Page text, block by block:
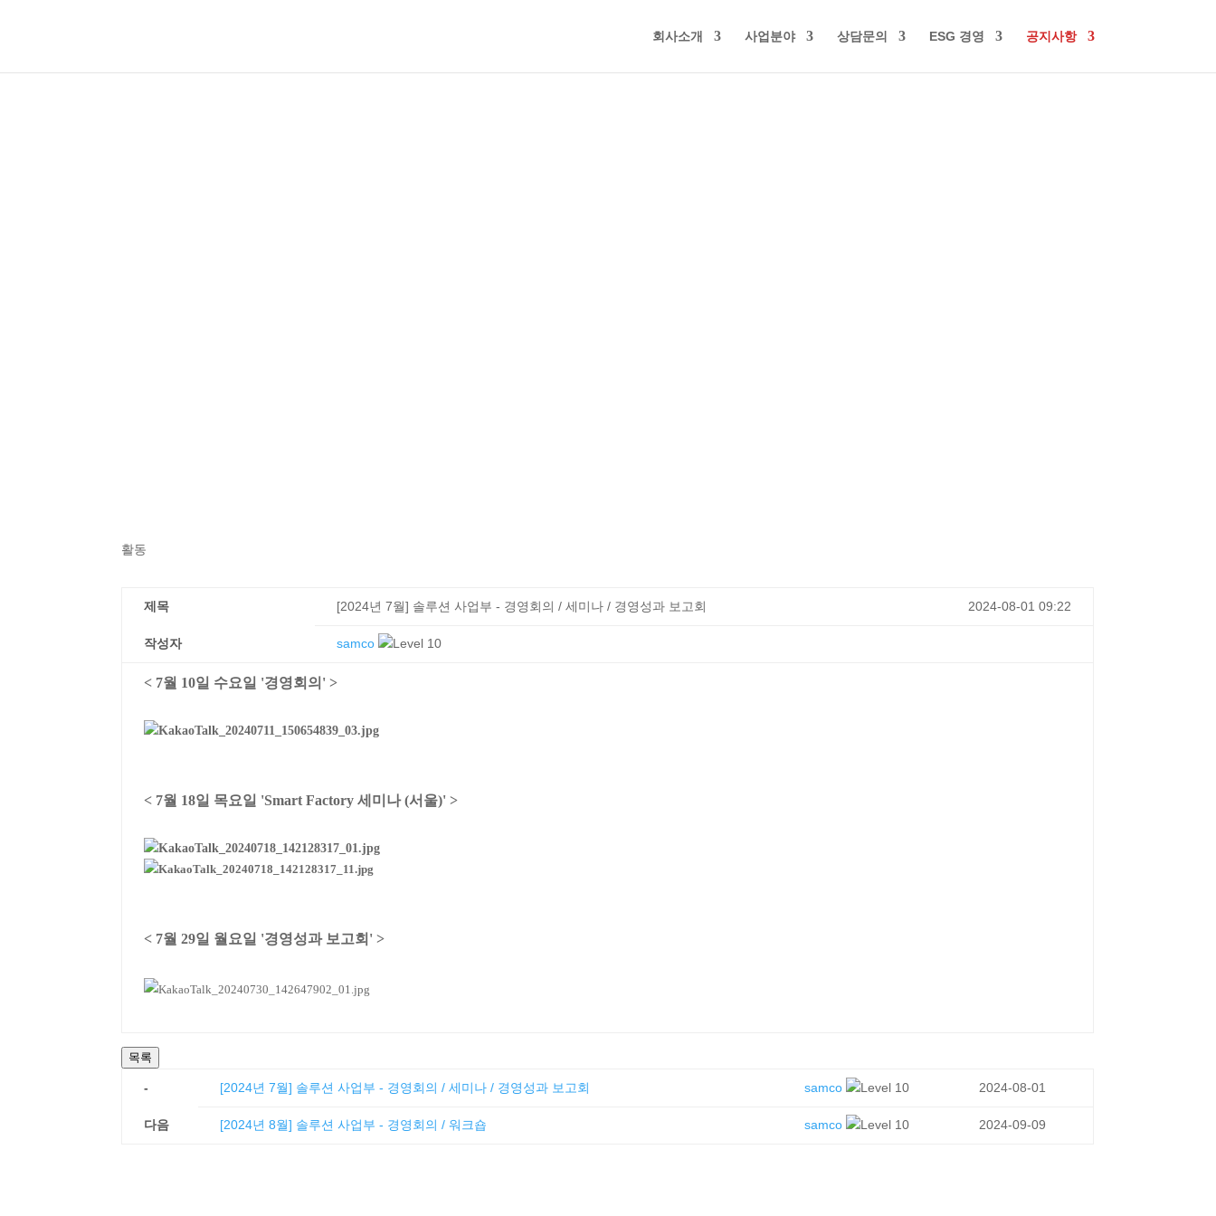
회사소개 사업분야 상담문의 ESG 경영 공지사항
활동
제목 [2024년 7월] 솔루션 사업부 - 경영회의 / 세미나 / 경영성과 보고회 2024-08-01 09:22
작성자 samco
< 7월 10일 수요일 '경영회의' >
< 7월 18일 목요일 'Smart Factory 세미나 (서울)' >
< 7월 29일 월요일 '경영성과 보고회' >
목록
- [2024년 7월] 솔루션 사업부 - 경영회의 / 세미나 / 경영성과 보고회 samco 2024-08-01
다음 [2024년 8월] 솔루션 사업부 - 경영회의 / 워크숍 samco 2024-09-09